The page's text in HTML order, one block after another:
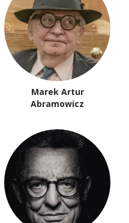
Marek Artur
Abramowicz